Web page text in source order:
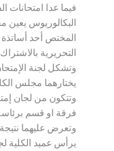
فيما عدا امتحانات
البكالوريوس
المختص أحد أساتذة
التحريرية
وتشكل لجنة
يختارهما مجلس
وتتكون من لجان
فرقة او قسم
وتعرض عليهما نتيجة
يرأس عميد الكلية